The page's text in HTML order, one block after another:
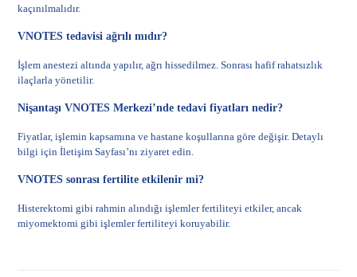
kaçınılmalıdır.
VNOTES tedavisi ağrılı mıdır?
İşlem anestezi altında yapılır, ağrı hissedilmez. Sonrası hafif rahatsızlık
ilaçlarla yönetilir.
Nişantaşı VNOTES Merkezi’nde tedavi fiyatları nedir?
Fiyatlar, işlemin kapsamına ve hastane koşullarına göre değişir. Detaylı
bilgi içinİletişim Sayfası’nı ziyaret edin.
VNOTES sonrası fertilite etkilenir mi?
Histerektomi gibi rahmin alındığı işlemler fertiliteyi etkiler, ancak
miyomektomi gibi işlemler fertiliteyi koruyabilir.